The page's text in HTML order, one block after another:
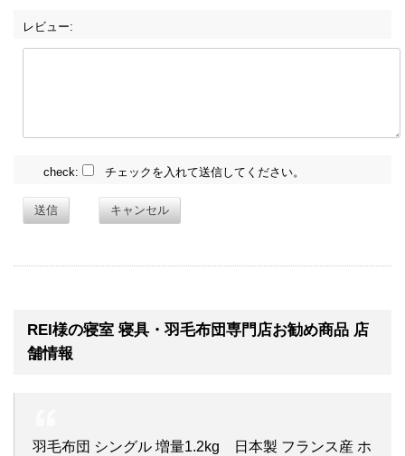
レビュー:
check: チェックを入れて送信してください。
送信 キャンセル
REI様の寝室 寝具・羽毛布団専門店お勧め商品 店
舗情報
羽毛布団 シングル 増量1.2kg 日本製 フランス産 ホ